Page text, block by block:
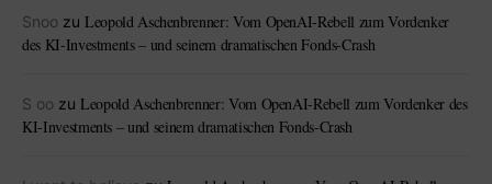
Snoo zu Leopold Aschenbrenner: Vom OpenAI-Rebell zum Vordenker
des KI-Investments – und seinem dramatischen Fonds-Crash
S oo zu Leopold Aschenbrenner: Vom OpenAI-Rebell zum Vordenker des
KI-Investments – und seinem dramatischen Fonds-Crash